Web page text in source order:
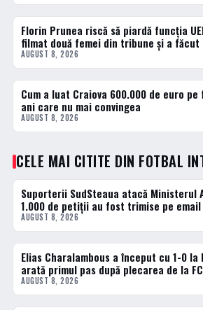
FOTBAL INTERN
Florin Prunea riscă să piardă funcția
filmat două femei din tribune și a făcut
AUGUST 8, 2026
FOTBAL INTERN
Cum a luat Craiova 600.000 de euro pe
ani care nu mai convingea
AUGUST 8, 2026
CELE MAI CITITE DIN FOTBAL
1 · TOP
Suporterii SudSteaua atacă Ministerul
1.000 de petiții au fost trimise pe email
AUGUST 8, 2026
2 · TOP
Elias Charalambous a început cu 1-0 la
arată primul pas după plecarea de la
AUGUST 8, 2026